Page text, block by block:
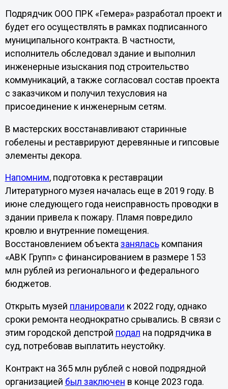
Подрядчик ООО ПРК «Гемера» разработал проект и
будет его осуществлять в рамках подписанного
муниципального контракта. В частности,
исполнитель обследовал здание и выполнил
инженерные изыскания под строительство
коммуникаций, а также согласовал состав проекта
с заказчиком и получил техусловия на
присоединение к инженерным сетям.
В мастерских восстанавливают старинные
гобелены и реставрируют деревянные и гипсовые
элементы декора.
Напомним, подготовка к реставрации
Литературного музея началась еще в 2019 году. В
июне следующего года неисправность проводки в
здании привела к пожару. Пламя повредило
кровлю и внутренние помещения.
Восстановлением объекта заняласькомпания
«АВК Групп» с финансированием в размере 153
млн рублей из регионального и федерального
бюджетов.
Открыть музей планировали к 2022 году, однако
сроки ремонта неоднократно срывались. В связи с
этим городской депстрой подал на подрядчика в
суд, потребовав выплатить неустойку.
Контракт на 365 млн рублей с новой подрядной
организацией был заключен в конце 2023 года.